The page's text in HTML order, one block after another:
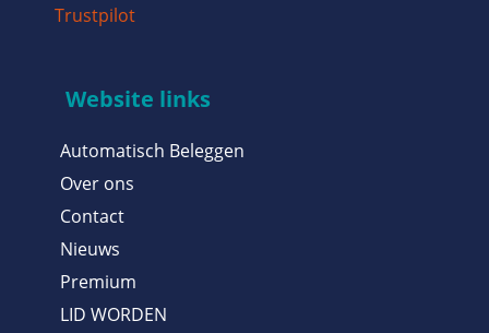
Trustpilot
Website links
Automatisch Beleggen
Over ons
Contact
Nieuws
Premium
LID WORDEN